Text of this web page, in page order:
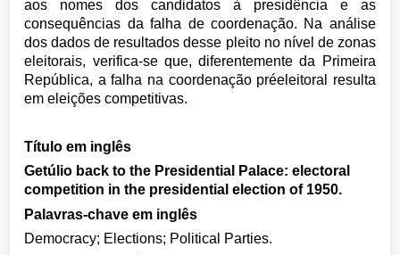
aos nomes dos candidatos à presidência e as
consequências da falha de coordenação. Na análise
dos dados de resultados desse pleito no nível de zonas
eleitorais, verifica-se que, diferentemente da Primeira
República, a falha na coordenação préeleitoral resulta
em eleições competitivas.
Título em inglês
Getúlio back to the Presidential Palace: electoral
competition in the presidential election of 1950.
Palavras-chave em inglês
Democracy; Elections; Political Parties.